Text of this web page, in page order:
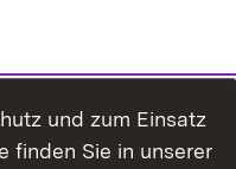
und zum Einsatz
finden Sie in unserer